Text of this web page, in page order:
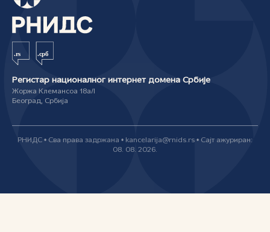
Регистар националног интернет домена Србије
Жоржа Клемансоа 18а/I
Београд, Србија
РНИДС • Сва права задржана • kancelarija@rnids.rs • Сајт ажуриран:
08. 08. 2026.